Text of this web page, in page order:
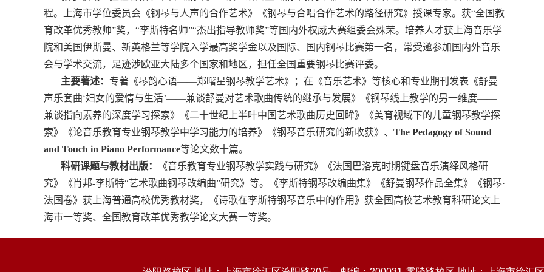
程。上海市学位委员会《钢琴与人声的合作艺术》《钢琴与合唱合作艺术的路径研究》授课专家。获“全国教
育改革优秀教师”奖，“李斯特名师”“杰出指导教师奖”等国内外权威大赛组委会殊荣。培养人才获上海音乐学
院和美国伊斯曼、新英格兰等学院入学最高奖学金以及国际、国内钢琴比赛第一名，常受邀参加国内外音乐
会与学术交流，足迹涉欧亚大陆多个国家和地区，担任全国重要钢琴比赛评委。
主要著述： 专著《琴韵心语——郑曙星钢琴教学艺术》；在《音乐艺术》等核心和专业期刊发表《舒曼
声乐套曲‘妇女的爱情与生活’——兼谈舒曼对艺术歌曲传统的继承与发展》《钢琴线上教学的另一维度——
兼谈指向素养的深度学习探索》《二十世纪上半叶中国艺术歌曲历史回眸》《美育视域下的儿童钢琴教学探
索》《论音乐教育专业钢琴教学中学习能力的培养》《钢琴音乐研究的新收获》、 The Pedagogy of Sound
and Touch in Piano Performance等论文数十篇。
科研课题与教材出版：
《音乐教育专业钢琴教学实践与研究》《法国巴洛克时期键盘音乐演绎风格研
究》《肖邦-李斯特“艺术歌曲钢琴改编曲”研究》等。《李斯特钢琴改编曲集》《舒曼钢琴作品全集》《钢琴·
法国卷》获上海普通高校优秀教材奖，《诗歌在李斯特钢琴音乐中的作用》获全国高校艺术教育科研论文上
海市一等奖、全国教育改革优秀教学论文大赛一等奖。